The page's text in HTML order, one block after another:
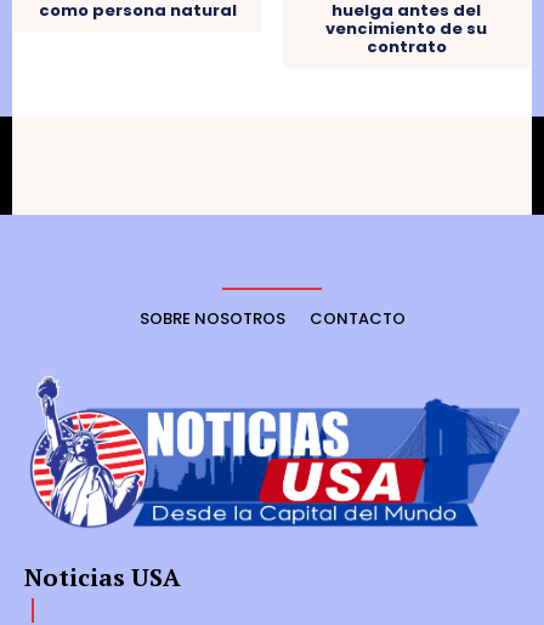
como persona natural huelga antes del
vencimiento de su
contrato
SOBRE NOSOTROS CONTACTO
Noticias USA